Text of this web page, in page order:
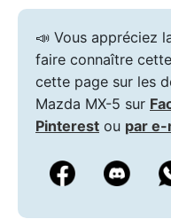
📣 Vous appréciez
faire connaître
cette page sur les
Mazda MX-5 sur
Pinterest ou par e-